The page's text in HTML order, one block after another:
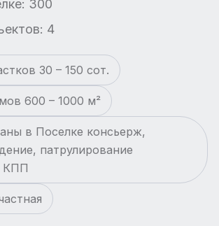
300
4
30 – 150 сот.
600 – 1000 м²
в Поселке консьерж,
патрулирование
КПП